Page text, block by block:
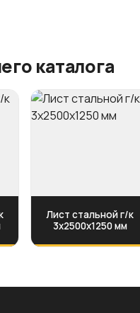
каталога
Лист стальной г/к
3х2500х1250 мм